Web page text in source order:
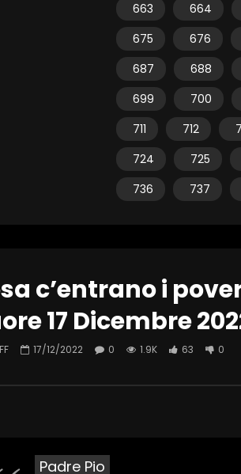
663
664
675
676
687
688
699
700
711
712
724
725
736
737
c’entrano i
17 Dicembre
17/12/2022 0 1.9K 63 0
Padre Pio